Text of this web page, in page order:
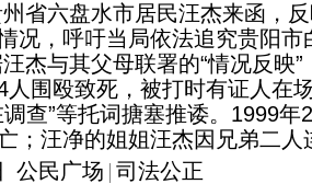
省六盘水市居民汪杰来函，
况，呼吁当局依法追究贵阳
杰与其父母联署的“情况反映
人围殴致死，被打时有证人在
查”等托词搪塞推诿。1999
；汪净的姐姐汪杰因兄弟二
公民广场 司法公正